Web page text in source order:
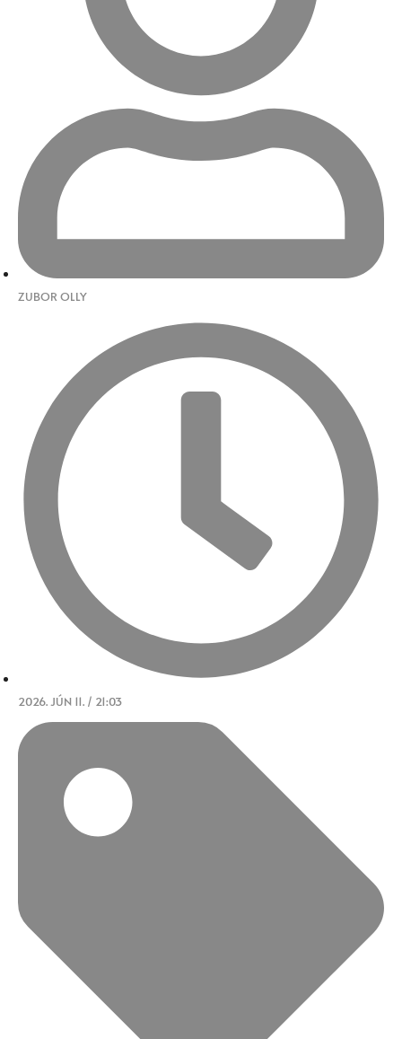
ZUBOR OLLY
2026. JÚN 11. / 21:03